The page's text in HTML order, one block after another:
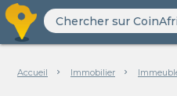
Accueil Immobilier